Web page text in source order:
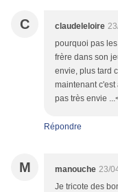
C claudeleloire
pourquoi pas
frère dans son
envie, plus tard
maintenant
pas très envie
Répondre
M manouche 23/
Je tricote des